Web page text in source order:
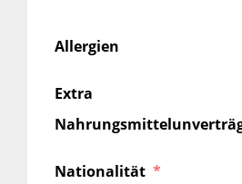
Allergien
Extra
Nationalität